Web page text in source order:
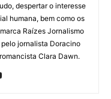
despertar o interesse
humana, bem como os
Raízes Jornalismo
jornalista Doracino
Clara Dawn.